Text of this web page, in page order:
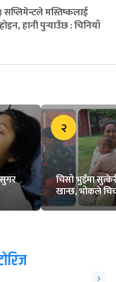
मस्तिष्कलाई
हानी पुर्‍याउँछ : चिनियाँ
२
चिसो भुइँमा
खान्छ, भोकले